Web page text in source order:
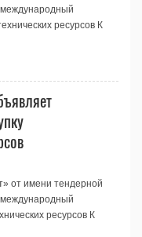
ресурсов К
от имени тендерной
ресурсов К